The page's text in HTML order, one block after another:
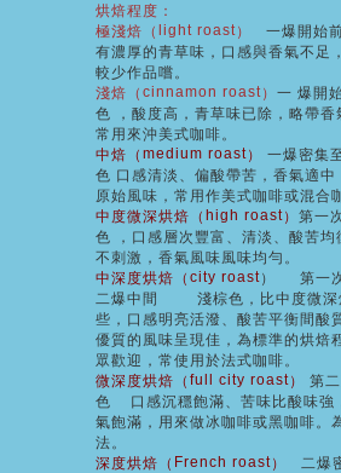
烘焙程度 ：
極淺焙（ light roast） 一爆開始
有濃厚的青草味，口感與香氣不足
較少作品嚐。
淺焙（ cinnamon roast） 一 爆開
色
， 酸度高，青草味已除，略帶香
常用來沖美式咖啡。
中焙（ medium roast） 一爆密集
色 口感清淡、偏酸帶苦，香氣適中
原始風味，常用作美式咖啡或混合
中度微深烘焙（ high roast） 第一
色
， 口感層次豐富、清淡、酸苦均
不刺激，香氣風味風味均勻。
中深度烘焙（ city roast）
第一
二爆中間
淺棕色 ， 比中度微
些，口感明亮活潑、酸苦平衡間酸
優質的風味呈現佳，為標準的烘焙
眾歡迎，常使用於法式咖啡。
微深度烘焙（ full city roast） 第
色
口感沉穩飽滿、苦味比酸味強
氣飽滿，用來做冰咖啡或黑咖啡。
法。
深度烘焙（ French roast）
二爆